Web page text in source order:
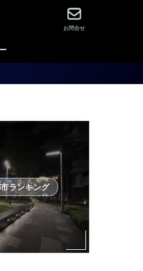
お問合せ
ランキング